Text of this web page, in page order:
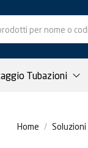
Tubazioni
Home Soluzioni